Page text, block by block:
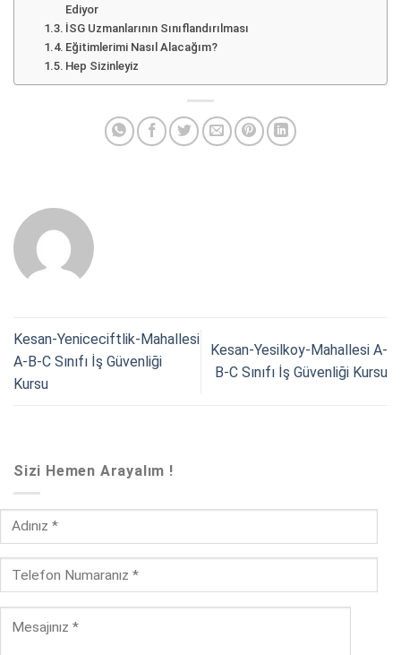
Ediyor
İSG Uzmanlarının Sınıflandırılması
Eğitimlerimi Nasıl Alacağım?
Hep Sizinleyiz
Kesan-Yeniceciftlik-Mahallesi
A-B-C Sınıfı İş Güvenliği
Kursu
Kesan-Yesilkoy-Mahallesi A-
B-C Sınıfı İş Güvenliği Kursu
Sizi Hemen Arayalım !